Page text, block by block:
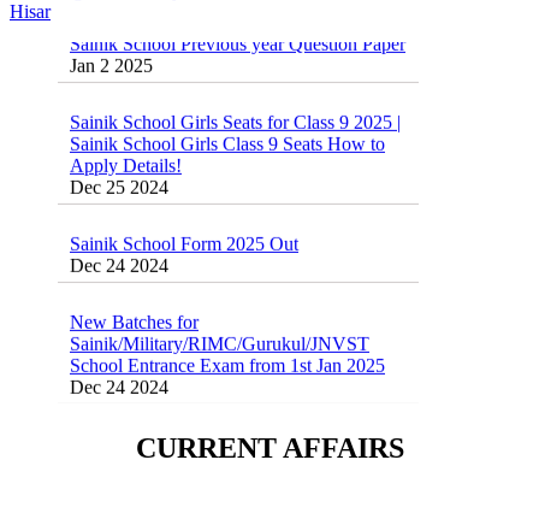
Hisar
Jan 2 2025
Sainik School Girls Class 9 Seats How to
Apply Details!
Dec 25 2024
Dec 24 2024
Sainik/Military/RIMC/Gurukul/JNVST
School Entrance Exam from 1st Jan 2025
Dec 24 2024
School(RMS) ,RIMC Online Coaching
Classes 95410-79129
CURRENT AFFAIRS